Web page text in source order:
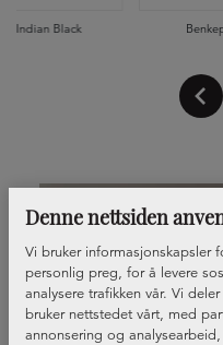
Denne nettsiden
Vi bruker informasjonskapsler
personlig preg, for å levere
analysere trafikken vår. Vi
bruker nettstedet vårt, med
annonsering og
Indian Black